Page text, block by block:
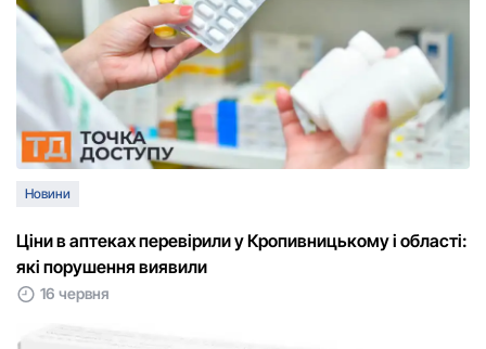
Новини
Ціни в аптеках перевірили у Кропивницькому і області:
які порушення виявили
16 червня